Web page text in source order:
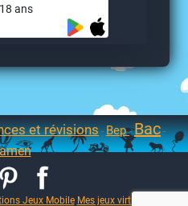
ans
et révisions-Bep-Bac-
Jeux Mobile Mes jeux virtuels